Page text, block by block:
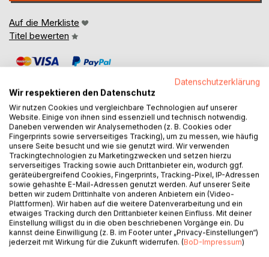
Auf die Merkliste
Titel bewerten
BESCHREIBUNG
Fragte mich jemand nach meinem Glauben, antwortete ich
immer: Was habe ich mit Gott zu tun? Ich bin ausgemachter
Atheist!
Mit erlebten sexuellen Missbrauch im Gepäck war dies
meine Einstellung gegenüber Gott.
Durch einen Suizidversuch und anschließendem
Datenschutzerklärung
Wir respektieren den Datenschutz
Wir nutzen Cookies und vergleichbare Technologien auf unserer
Website. Einige von ihnen sind essenziell und technisch notwendig.
Daneben verwenden wir Analysemethoden (z. B. Cookies oder
Fingerprints sowie serverseitiges Tracking), um zu messen, wie häufig
unsere Seite besucht und wie sie genutzt wird. Wir verwenden
Trackingtechnologien zu Marketingzwecken und setzen hierzu
serverseitiges Tracking sowie auch Drittanbieter ein, wodurch ggf.
geräteübergreifend Cookies, Fingerprints, Tracking-Pixel, IP-Adressen
sowie gehashte E-Mail-Adressen genutzt werden. Auf unserer Seite
betten wir zudem Drittinhalte von anderen Anbietern ein (Video-
Plattformen). Wir haben auf die weitere Datenverarbeitung und ein
etwaiges Tracking durch den Drittanbieter keinen Einfluss. Mit deiner
Einstellung willigst du in die oben beschriebenen Vorgänge ein. Du
kannst deine Einwilligung (z. B. im Footer unter „Privacy-Einstellungen“)
jederzeit mit Wirkung für die Zukunft widerrufen. (BoD-Impressum)